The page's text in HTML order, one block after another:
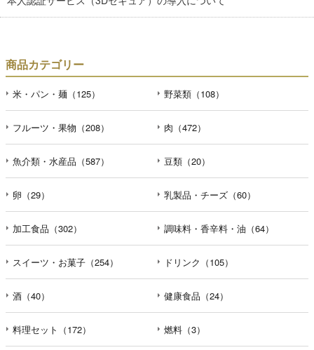
商品カテゴリー
米・パン・麺（125） 野菜類（108）
フルーツ・果物（208） 肉（472）
魚介類・水産品（587） 豆類（20）
卵（29） 乳製品・チーズ（60）
加工食品（302） 調味料・香辛料・油（64）
スイーツ・お菓子（254） ドリンク（105）
酒（40） 健康食品（24）
料理セット（172） 燃料（3）